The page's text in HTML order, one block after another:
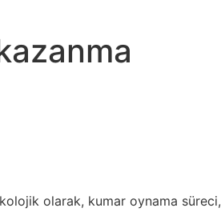
olarak, kumar oynama süreci,